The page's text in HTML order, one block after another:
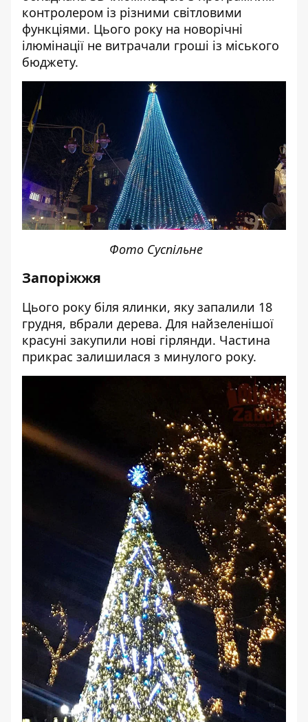
контролером із різними світловими
функціями. Цього року на новорічні
ілюмінації не витрачали гроші із міського
бюджету.
Фото Суспільне
Запоріжжя
Цього року біля ялинки, яку запалили 18
грудня, вбрали дерева. Для найзеленішої
красуні закупили нові гірлянди. Частина
прикрас залишилася з минулого року.